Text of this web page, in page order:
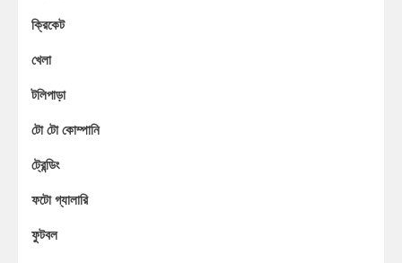
ক্রিকেট
খেলা
টলিপাড়া
টো টো কোম্পানি
ট্রেন্ডিং
ফটো গ্যালারি
ফুটবল